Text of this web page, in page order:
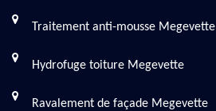
Traitement anti-mousse Megevette
Hydrofuge toiture Megevette
Ravalement de façade Megevette